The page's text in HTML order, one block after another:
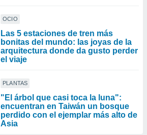
OCIO
Las 5 estaciones de tren más
bonitas del mundo: las joyas de la
arquitectura donde da gusto perder
el viaje
PLANTAS
"El árbol que casi toca la luna":
encuentran en Taiwán un bosque
perdido con el ejemplar más alto de
Asia